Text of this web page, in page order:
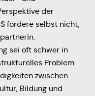
der
fördere selbst nicht,
sei oft schwer in
Problem
zwischen
Bildung und